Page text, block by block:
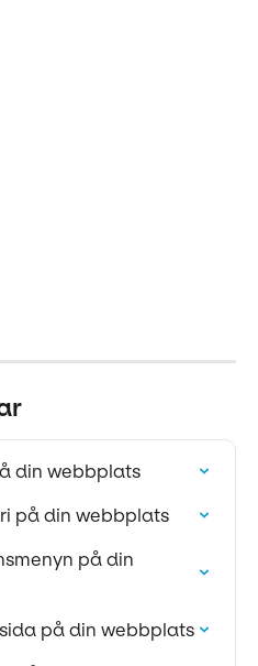
din webbplats
på din webbplats
på din
på din webbplats